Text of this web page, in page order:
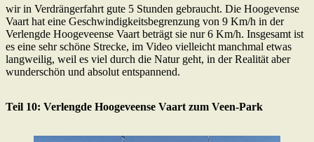
wir in Verdrängerfahrt gute 5 Stunden gebraucht. Die Hoogevense
Vaart hat eine Geschwindigkeitsbegrenzung von 9 Km/h in der
Verlengde Hoogeveense Vaart beträgt sie nur 6 Km/h. Insgesamt ist
es eine sehr schöne Strecke, im Video vielleicht manchmal etwas
langweilig, weil es viel durch die Natur geht, in der Realität aber
wunderschön und absolut entspannend.
Teil 10: Verlengde Hoogeveense Vaart zum Veen-Park